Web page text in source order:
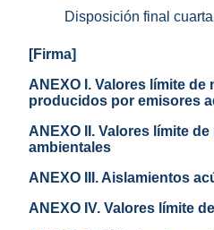
Disposición final
[Firma]
ANEXO I. Valores límite
producidos por emisores
ANEXO II. Valores límite
ambientales
ANEXO III. Aislamientos
ANEXO IV. Valores límite